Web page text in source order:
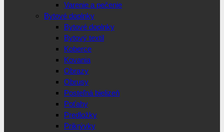
Varenie a pečenie
Bytové doplnky
Bytové doplnky
Bytový textil
Koberce
Kovania
Obrazy
Obrusy
Posteľná bielizeň
Poťahy
Predložky
Prikrývky